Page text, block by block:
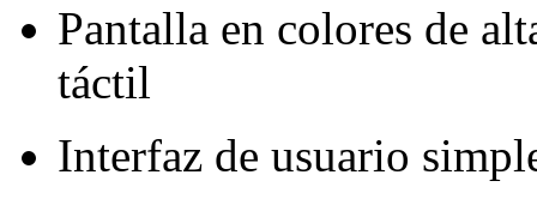
Pantalla en colores de
táctil
Interfaz de usuario